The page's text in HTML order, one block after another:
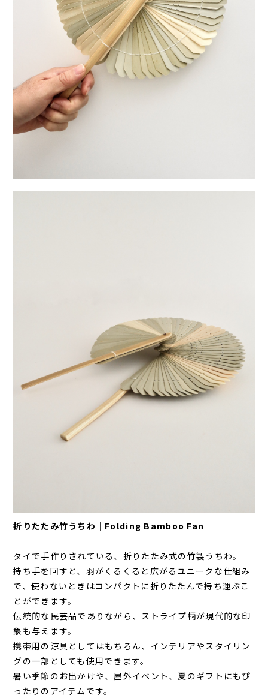
折りたたみ竹うちわ｜Folding Bamboo Fan
タイで手作りされている、折りたたみ式の竹製うちわ。
持ち手を回すと、羽がくるくると広がるユニークな仕組み
で、使わないときはコンパクトに折りたたんで持ち運ぶこ
とができます。
伝統的な民芸品でありながら、ストライプ柄が現代的な印
象も与えます。
携帯用の涼具としてはもちろん、インテリアやスタイリン
グの一部としても使用できます。
暑い季節のお出かけや、屋外イベント、夏のギフトにもぴ
ったりのアイテムです。